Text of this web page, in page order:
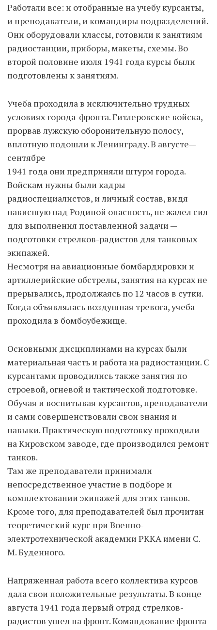
Работали все: и отобранные на учебу курсанты,
и преподаватели, и командиры подразделений.
Они оборудовали классы, готовили к занятиям
радиостанции, приборы, макеты, схемы. Во
второй половине июля 1941 года курсы были
подготовлены к занятиям.
Учеба проходила в исключительно трудных
условиях города-фронта. Гитлеровские войска,
прорвав лужскую оборонительную полосу,
вплотную подошли к Ленинграду. В августе—
сентябре
1941 года они предприняли штурм города.
Войскам нужны были кадры
радиоспециалистов, и личный состав, видя
нависшую над Родиной опасность, не жалел сил
для выполнения поставленной задачи —
подготовки стрелков-радистов для танковых
экипажей.
Несмотря на авиационные бомбардировки и
артиллерийские обстрелы, занятия на курсах не
прерывались, продолжаясь по 12 часов в сутки.
Когда объявлялась воздушная тревога, учеба
проходила в бомбоубежище.
Основными дисциплинами на курсах были
материальная часть и работа на радиостанции. С
курсантами проводились также занятия по
строевой, огневой и тактической подготовке.
Обучая и воспитывая курсантов, преподаватели
и сами совершенствовали свои знания и
навыки. Практическую подготовку проходили
на Кировском заводе, где производился ремонт
танков.
Там же преподаватели принимали
непосредственное участие в подборе и
комплектовании экипажей для этих танков.
Кроме того, для преподавателей был прочитан
теоретический курс при Военно-
электротехнической академии РККА имени С.
М. Буденного.
Напряженная работа всего коллектива курсов
дала свои положительные результаты. В конце
августа 1941 года первый отряд стрелков-
радистов ушел на фронт. Командование фронта